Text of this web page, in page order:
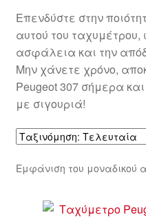
Σχετικά με εμάς
Επενδύστε στην
αυτού του
ασφάλεια και την
Μην χάνετε χρόνο,
Peugeot 307 σήμερα
με σιγουριά!
Εμφάνιση του μοναδικού